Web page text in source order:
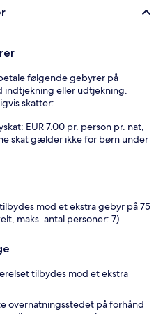
følgende gebyrer på
indtjekning eller udtjekning.
skatter:
EUR 7.00 pr. person pr. nat,
skat gælder ikke for børn under
mod et ekstra gebyr på 75
maks. antal personer: 7)
tilbydes mod et ekstra
overnatningsstedet på forhånd